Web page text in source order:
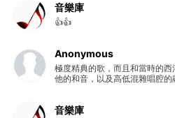
音樂庫
👍👍
Anonymous
極度精典的歌，而且和當時的西
他的和音，以及高低混雜唱腔的
音樂庫